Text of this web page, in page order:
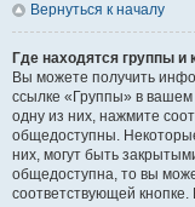
Вернуться к началу
Где находятся группы и
Вы можете получить
ссылке «Группы» в вашем
одну из них, нажмите
общедоступны.
них, могут быть
общедоступна, то вы
соответствующей кнопке.